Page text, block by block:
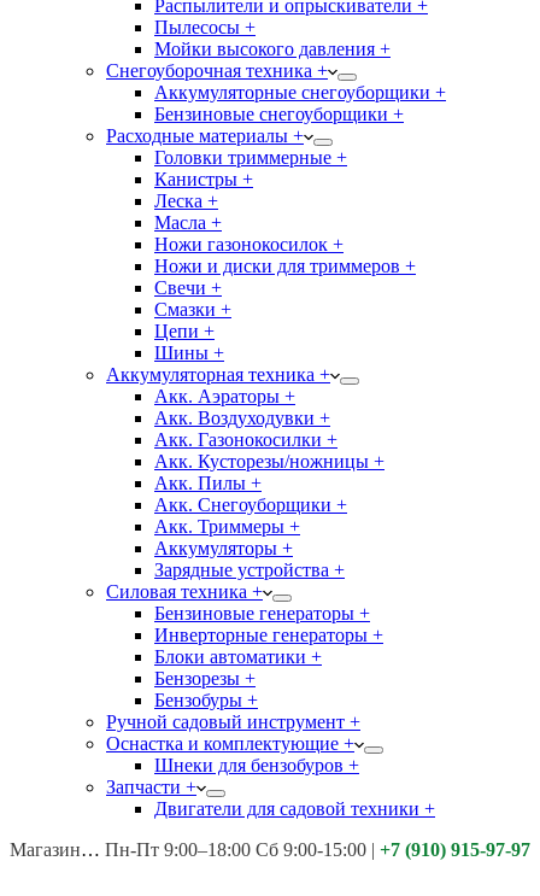
Распылители и опрыскиватели +
Пылесосы +
Мойки высокого давления +
Снегоуборочная техника +
Аккумуляторные снегоуборщики +
Бензиновые снегоуборщики +
Расходные материалы +
Головки триммерные +
Канистры +
Леска +
Масла +
Ножи газонокосилок +
Ножи и диски для триммеров +
Свечи +
Смазки +
Цепи +
Шины +
Аккумуляторная техника +
Акк. Аэраторы +
Акк. Воздуходувки +
Акк. Газонокосилки +
Акк. Кусторезы/ножницы +
Акк. Пилы +
Акк. Снегоуборщики +
Акк. Триммеры +
Аккумуляторы +
Зарядные устройства +
Силовая техника +
Бензиновые генераторы +
Инверторные генераторы +
Блоки автоматики +
Бензорезы +
Бензобуры +
Ручной садовый инструмент +
Оснастка и комплектующие +
Шнеки для бензобуров +
Запчасти +
Двигатели для садовой техники +
Магазины: Калуга ул. Московская д.113
Пн-Пт 9:00–18:00 Сб 9:00-15:00 | +7 (910) 915-97-97